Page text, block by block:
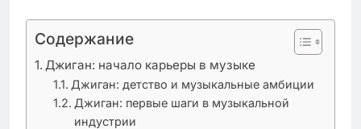
Содержание
Джиган: начало карьеры в музыке
Джиган: детство и музыкальные амбиции
Джиган: первые шаги в музыкальной
индустрии